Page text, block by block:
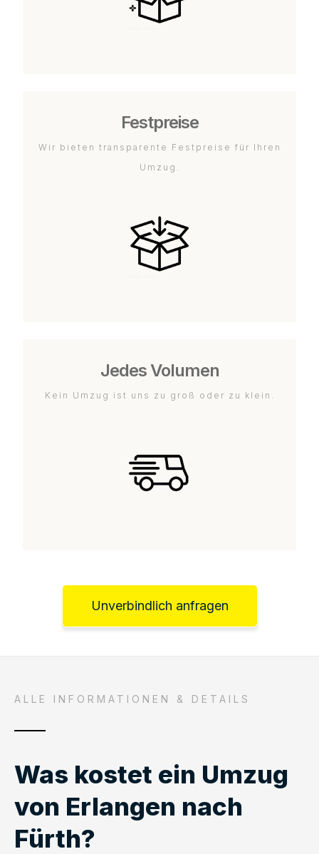
Festpreise
Wir bieten transparente Festpreise für Ihren
Umzug.
Jedes Volumen
Kein Umzug ist uns zu groß oder zu klein.
Unverbindlich anfragen
ALLE INFORMATIONEN & DETAILS
Was kostet ein Umzug
von Erlangen nach
Fürth?